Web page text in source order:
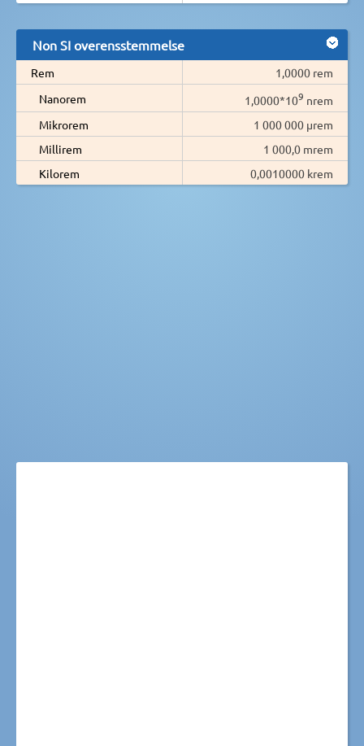
Non SI overensstemmelse
Rem
1,0000 rem
Nanorem
1,0000*109 nrem
Mikrorem
1 000 000 µrem
Millirem
1 000,0 mrem
Kilorem
0,0010000 krem